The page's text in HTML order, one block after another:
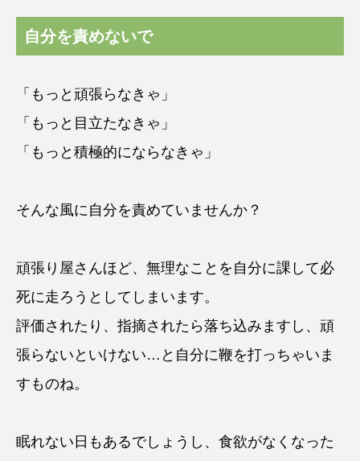
自分を責めないで
「もっと頑張らなきゃ」
「もっと目立たなきゃ」
「もっと積極的にならなきゃ」
そんな風に自分を責めていませんか？
頑張り屋さんほど、無理なことを自分に課して必
死に走ろうとしてしまいます。
評価されたり、指摘されたら落ち込みますし、頑
張らないといけない…と自分に鞭を打っちゃいま
すものね。
眠れない日もあるでしょうし、食欲がなくなった